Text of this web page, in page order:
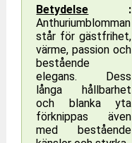
Betydelse :
Anthuriumblomman
står för gästfrihet,
värme, passion och
bestående
elegans. Dess
långa hållbarhet
och blanka yta
förknippas även
med bestående